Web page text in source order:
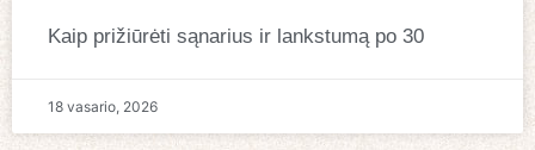
Kaip prižiūrėti sąnarius ir lankstumą po 30
18 vasario, 2026